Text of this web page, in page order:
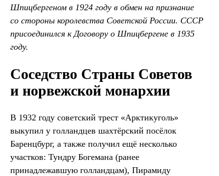
Шпицбергеном в 1924 году в обмен на признание
со стороны королевства Советской России. СССР
присоединился к Договору о Шпицбергене в 1935
году.
Соседство Страны Советов
и норвежской монархии
В 1932 году советский трест «Арктикуголь»
выкупил у голландцев шахтёрский посёлок
Баренцбург, а также получил ещё несколько
участков: Тундру Богемана (ранее
принадлежавшую голландцам), Пирамиду